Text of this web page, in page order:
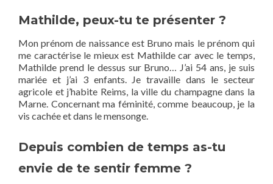
Mathilde, peux-tu te présenter ?
Mon prénom de naissance est Bruno mais le prénom qui
me caractérise le mieux est Mathilde car avec le temps,
Mathilde prend le dessus sur Bruno… J’ai 54 ans, je suis
mariée et j’ai 3 enfants. Je travaille dans le secteur
agricole et j’habite Reims, la ville du champagne dans la
Marne. Concernant ma féminité, comme beaucoup, je la
vis cachée et dans le mensonge.
Depuis combien de temps as-tu
envie de te sentir femme ?